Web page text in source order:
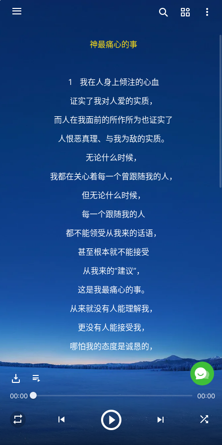
神最痛心的事
1 我在人身上倾注的心血
证实了我对人爱的实质，
而人在我面前的所作所为也证实了
人恨恶真理、与我为敌的实质。
无论什么时候，
我都在关心着每一个曾跟随我的人，
但无论什么时候，
每一个跟随我的人
都不能领受从我来的话语，
甚至根本就不能接受
从我来的“建议”，
这是我最痛心的事。
从来就没有人能理解我，
更没有人能接受我，
哪怕我的态度是诚恳的，
我的语言是柔和的。
作我所托付的工作，
00:00 00:00